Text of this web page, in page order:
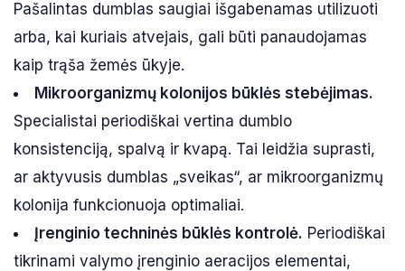
Pašalintas dumblas saugiai išgabenamas utilizuoti
arba, kai kuriais atvejais, gali būti panaudojamas
kaip trąša žemės ūkyje.
Mikroorganizmų kolonijos būklės stebėjimas.
Specialistai periodiškai vertina dumblo
konsistenciją, spalvą ir kvapą. Tai leidžia suprasti,
ar aktyvusis dumblas „sveikas“, ar mikroorganizmų
kolonija funkcionuoja optimaliai.
Įrenginio techninės būklės kontrolė. Periodiškai
tikrinami valymo įrenginio aeracijos elementai,